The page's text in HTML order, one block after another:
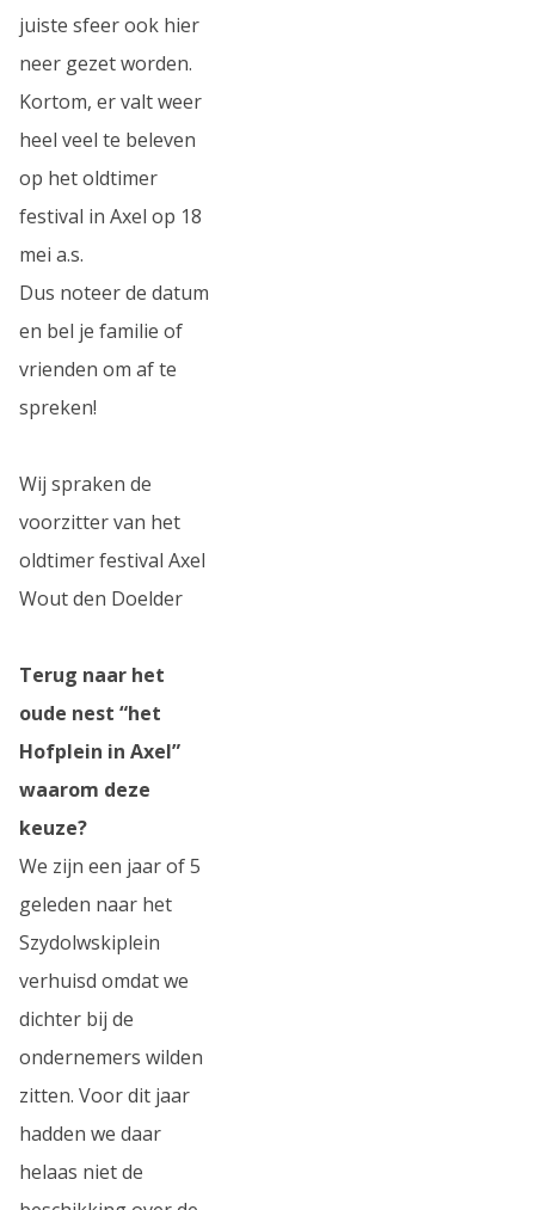
juiste sfeer ook hier
neer gezet worden.
Kortom, er valt weer
heel veel te beleven
op het oldtimer
festival in Axel op 18
mei a.s.
Dus noteer de datum
en bel je familie of
vrienden om af te
spreken!
Wij spraken de
voorzitter van het
oldtimer festival Axel
Wout den Doelder
Terug naar het
oude nest “het
Hofplein in Axel”
waarom deze
keuze?
We zijn een jaar of 5
geleden naar het
Szydolwskiplein
verhuisd omdat we
dichter bij de
ondernemers wilden
zitten. Voor dit jaar
hadden we daar
helaas niet de